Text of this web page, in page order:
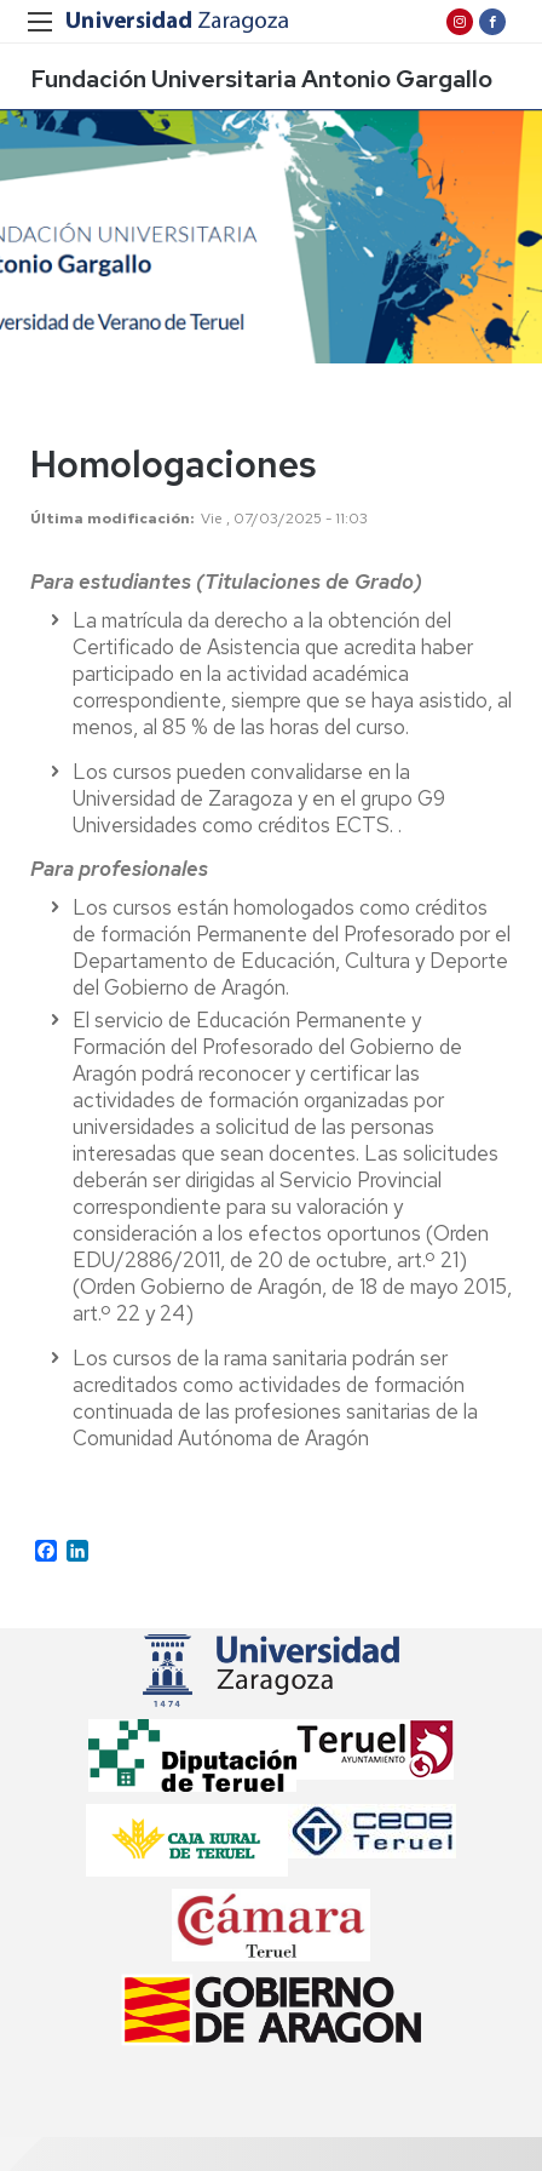
Fundación Universitaria Antonio Gargallo
Homologaciones
Última modificación Vie , 07/03/2025 - 11:03
Para estudiantes (Titulaciones de Grado)
La matrícula da derecho a la obtención del
Certificado de Asistencia que acredita haber
participado en la actividad académica
correspondiente, siempre que se haya asistido, al
menos, al 85 % de las horas del curso.
Los cursos pueden convalidarse en la
Universidad de Zaragoza y en el grupo G9
Universidades como créditos ECTS. .
Para profesionales
Los cursos están homologados como créditos
de formación Permanente del Profesorado por el
Departamento de Educación, Cultura y Deporte
del Gobierno de Aragón.
El servicio de Educación Permanente y
Formación del Profesorado del Gobierno de
Aragón podrá reconocer y certificar las
actividades de formación organizadas por
universidades a solicitud de las personas
interesadas que sean docentes. Las solicitudes
deberán ser dirigidas al Servicio Provincial
correspondiente para su valoración y
consideración a los efectos oportunos (Orden
EDU/2886/2011, de 20 de octubre, art.º 21)
(Orden Gobierno de Aragón, de 18 de mayo 2015,
art.º 22 y 24)
Los cursos de la rama sanitaria podrán ser
acreditados como actividades de formación
continuada de las profesiones sanitarias de la
Comunidad Autónoma de Aragón
Facebook